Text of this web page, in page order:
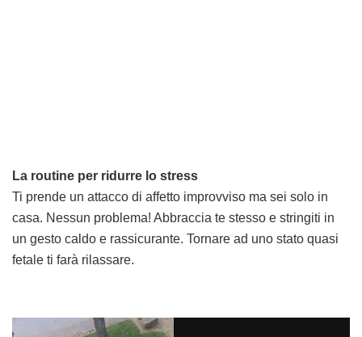
La routine per ridurre lo stress
Ti prende un attacco di affetto improvviso ma sei solo in
casa. Nessun problema! Abbraccia te stesso e stringiti in
un gesto caldo e rassicurante. Tornare ad uno stato quasi
fetale ti farà rilassare.